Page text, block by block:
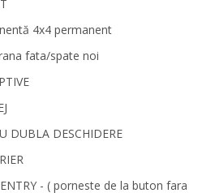
4x4 permanent
fata/spate noi
DUBLA DESCHIDERE
ENTRY - ( porneste de la buton fara